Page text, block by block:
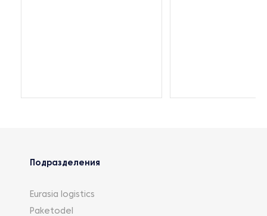
Подразделения
Eurasia logistics
Paketodel